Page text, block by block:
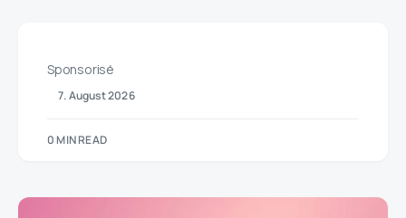
Sponsorisé
7. August 2026
0 MIN READ